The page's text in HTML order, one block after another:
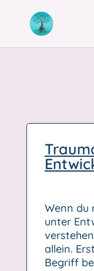
Wenn du
unter
allein.
Begriff